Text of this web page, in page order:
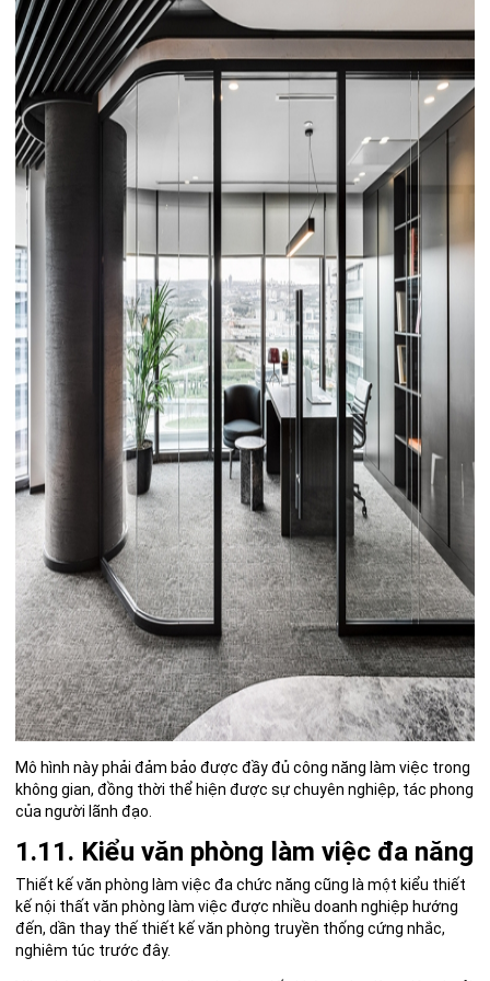
Mô hình này phải đảm bảo được đầy đủ công năng làm việc trong
không gian, đồng thời thể hiện được sự chuyên nghiệp, tác phong
của người lãnh đạo.
1.11. Kiểu văn phòng làm việc đa năng
Thiết kế văn phòng làm việc đa chức năng cũng là một kiểu thiết
kế nội thất văn phòng làm việc được nhiều doanh nghiệp hướng
đến, dần thay thế thiết kế văn phòng truyền thống cứng nhắc,
nghiêm túc trước đây.